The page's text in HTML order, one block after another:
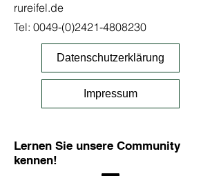
rureifel.de
Tel: 0049-(0)2421-4808230
Datenschutzerklärung
Impressum
Lernen Sie unsere Community
kennen!